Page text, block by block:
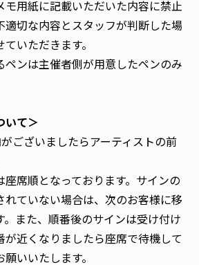
用紙に記載いただいた内容に禁止
適切な内容とスタッフが判断した場
いただきます。
ンは主催者側が用意したペンのみ
いて＞
ございましたらアーティストの前
席順となっております。サインの
れていない場合は、次のお客様に移
。また、順番後のサインは受け付け
が近くなりましたら座席で待機して
いいたします。